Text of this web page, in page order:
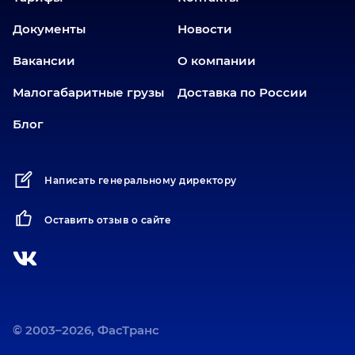
Заводоуковск
Златоуст
Иваново
Казань
Калининград
Карабаш
Карасук
Киров
Документы Новости
Вакансии О компании
Малогабаритные грузы Доставка по России
Блог
Написать генеральному директору
Оставить отзыв о сайте
© 2003–2026, ФасТранс